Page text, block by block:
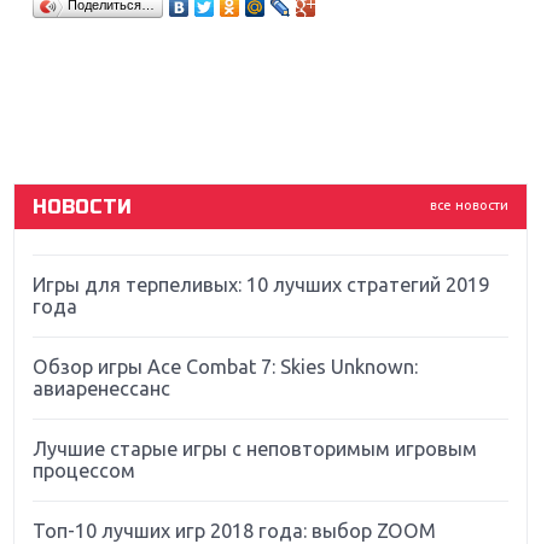
Поделиться…
все новости
НОВОСТИ
Sony
Far Cry 5: хвалить нельзя ругать
Игры для терпеливых: 10 лучших стратегий 2019
года
Обзор игры Ace Combat 7: Skies Unknown:
авиаренессанс
Лучшие старые игры с неповторимым игровым
процессом
Топ-10 лучших игр 2018 года: выбор ZOOM